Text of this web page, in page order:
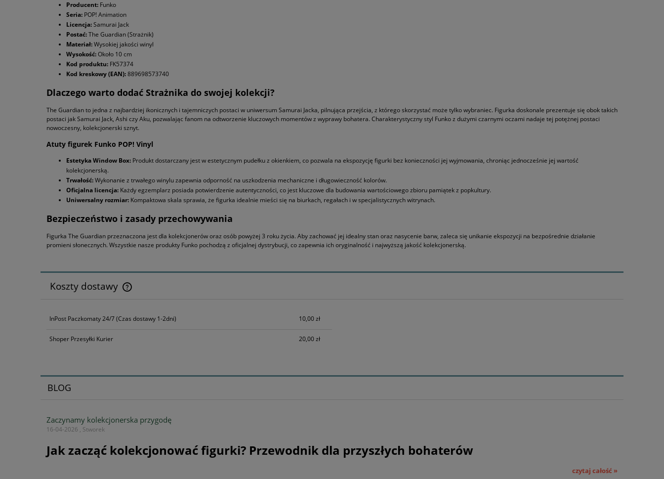
Producent: Funko
Seria: POP! Animation
Licencja:Samurai Jack
Postać:The Guardian (Strażnik)
Materiał:Wysokiej jakości winyl
Wysokość:Około 10 cm
Kod produktu: FK57374
Kod kreskowy (EAN):889698573740
Dlaczego warto dodać Strażnika do swojej kolekcji?
The Guardian to jedna z najbardziej ikonicznych i tajemniczych postaci w uniwersum Samurai Jacka, pilnująca przejścia, z którego skorzystać może tylko wybraniec. Figurka doskonale prezentuje się obok takich
postaci jak Samurai Jack, Ashi czy Aku, pozwalając fanom na odtworzenie kluczowych momentów z wyprawy bohatera. Charakterystyczny styl Funko z dużymi czarnymi oczami nadaje tej potężnej postaci
nowoczesny, kolekcjonerski sznyt.
Atuty figurek Funko POP! Vinyl
Estetyka Window Box: Produkt dostarczany jest w estetycznym pudełku z okienkiem, co pozwala na ekspozycję figurki bez konieczności jej wyjmowania, chroniąc jednocześnie jej wartość
kolekcjonerską.
Trwałość:Wykonanie z trwałego winylu zapewnia odporność na uszkodzenia mechaniczne i długowieczność kolorów.
Oficjalna licencja: Każdy egzemplarz posiada potwierdzenie autentyczności, co jest kluczowe dla budowania wartościowego zbioru pamiątek z popkultury.
Uniwersalny rozmiar: Kompaktowa skala sprawia, że figurka idealnie mieści się na biurkach, regałach i w specjalistycznych witrynach.
Bezpieczeństwo i zasady przechowywania
Figurka The Guardian przeznaczona jest dla kolekcjonerów oraz osób powyżej 3 roku życia. Aby zachować jej idealny stan oraz nasycenie barw, zaleca się unikanie ekspozycji na bezpośrednie działanie
promieni słonecznych. Wszystkie nasze produkty Funko pochodzą z oficjalnej dystrybucji, co zapewnia ich oryginalność i najwyższą jakość kolekcjonerską.
Koszty dostawy
płatności
InPost Paczkomaty 24/7(Czas dostawy 1-2dni) 10,00 zł
Shoper Przesyłki Kurier 20,00 zł
BLOG
Zaczynamy kolekcjonerska przygodę
16-04-2026 , Stworek
Jak zacząć kolekcjonować figurki? Przewodnik dla przyszłych bohaterów
czytaj całość »